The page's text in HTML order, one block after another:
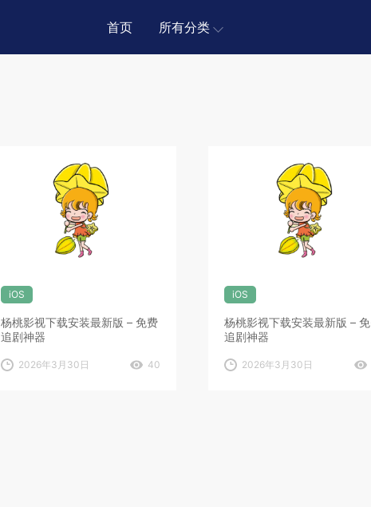
首页 所有分类
iOS
杨桃影视下载安装最新版 – 免费
追剧神器
2026年3月30日 40
iOS
杨桃影视下载安装最新版 –
追剧神器
2026年3月30日